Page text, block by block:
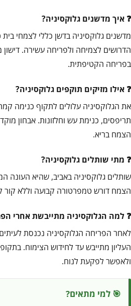
איך מדשנים גלוקסיניה?
מדשנים גלוקסיניה בדשן כללי לצמחי
הדרושים לצמיחה ולפריחה עשירה. דישון
בפריחה הקטיפתית.
אילו מזיקים תוקפים גלוקסיניה?
את הגלוקסיניה עלולים לתקוף כנימה
תריפסים, כנימת עש וחלזונות. אבחון
הצמח בריא.
מתי שותלים גלוקסיניה?
שותלים גלוקסיניה באביב, שהיא העונה
הצמח דורש טמפרטורה קבועה וללא קור
למה הגלוקסיניה מתייבשת אחרי
לאחר הפריחה הגלוקסיניה נכנסת
העליון מתייבש עד לחידוש הצימוח.
ולאפשר לפקעת לנוח.
🎯 למי מתאים?